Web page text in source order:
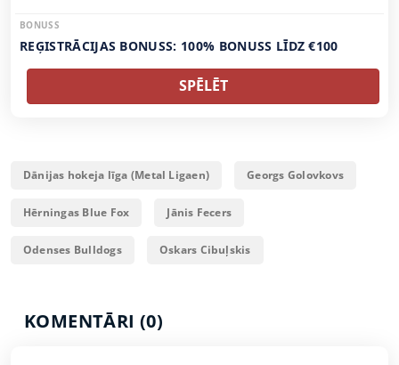
BONUSS
REĢISTRĀCIJAS BONUSS: 100% BONUSS LĪDZ €100
SPĒLĒT
Dānijas hokeja līga (Metal Ligaen) Georgs Golovkovs
Hērningas Blue Fox Jānis Fecers
Odenses Bulldogs Oskars Cibuļskis
KOMENTĀRI (0)